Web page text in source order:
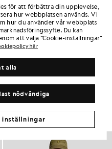
Få192-
REGISTRERA DIG
look
eleganta plagg som lyfter din
för att förbättra din upplevelse,
hur webbplatsen används. Vi
hur du använder vår webbplats
Du kan
att välja ”Cookie-inställningar”
här
nödvändiga
alla
inställningar